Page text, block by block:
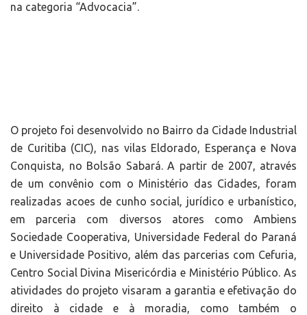
na categoria “Advocacia”.
O projeto foi desenvolvido no Bairro da Cidade Industrial
de Curitiba (CIC), nas vilas Eldorado, Esperança e Nova
Conquista, no Bolsão Sabará. A partir de 2007, através
de um convênio com o Ministério das Cidades, foram
realizadas acoes de cunho social, jurídico e urbanístico,
em parceria com diversos atores como Ambiens
Sociedade Cooperativa, Universidade Federal do Paraná
e Universidade Positivo, além das parcerias com Cefuria,
Centro Social Divina Misericórdia e Ministério Público. As
atividades do projeto visaram a garantia e efetivação do
direito à cidade e à moradia, como também o